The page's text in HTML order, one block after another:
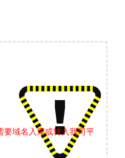
要域名入库或转入我司平